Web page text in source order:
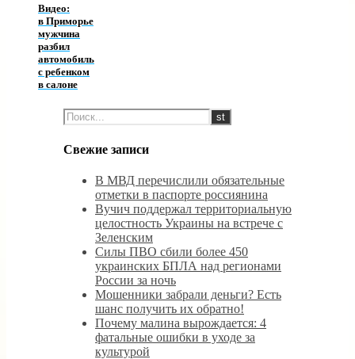
Видео:
в Приморье
мужчина
разбил
автомобиль
с ребенком
в салоне
Свежие записи
В МВД перечислили обязательные
отметки в паспорте россиянина
Вучич поддержал территориальную
целостность Украины на встрече с
Зеленским
Силы ПВО сбили более 450
украинских БПЛА над регионами
России за ночь
Мошенники забрали деньги? Есть
шанс получить их обратно!
Почему малина вырождается: 4
фатальные ошибки в уходе за
культурой